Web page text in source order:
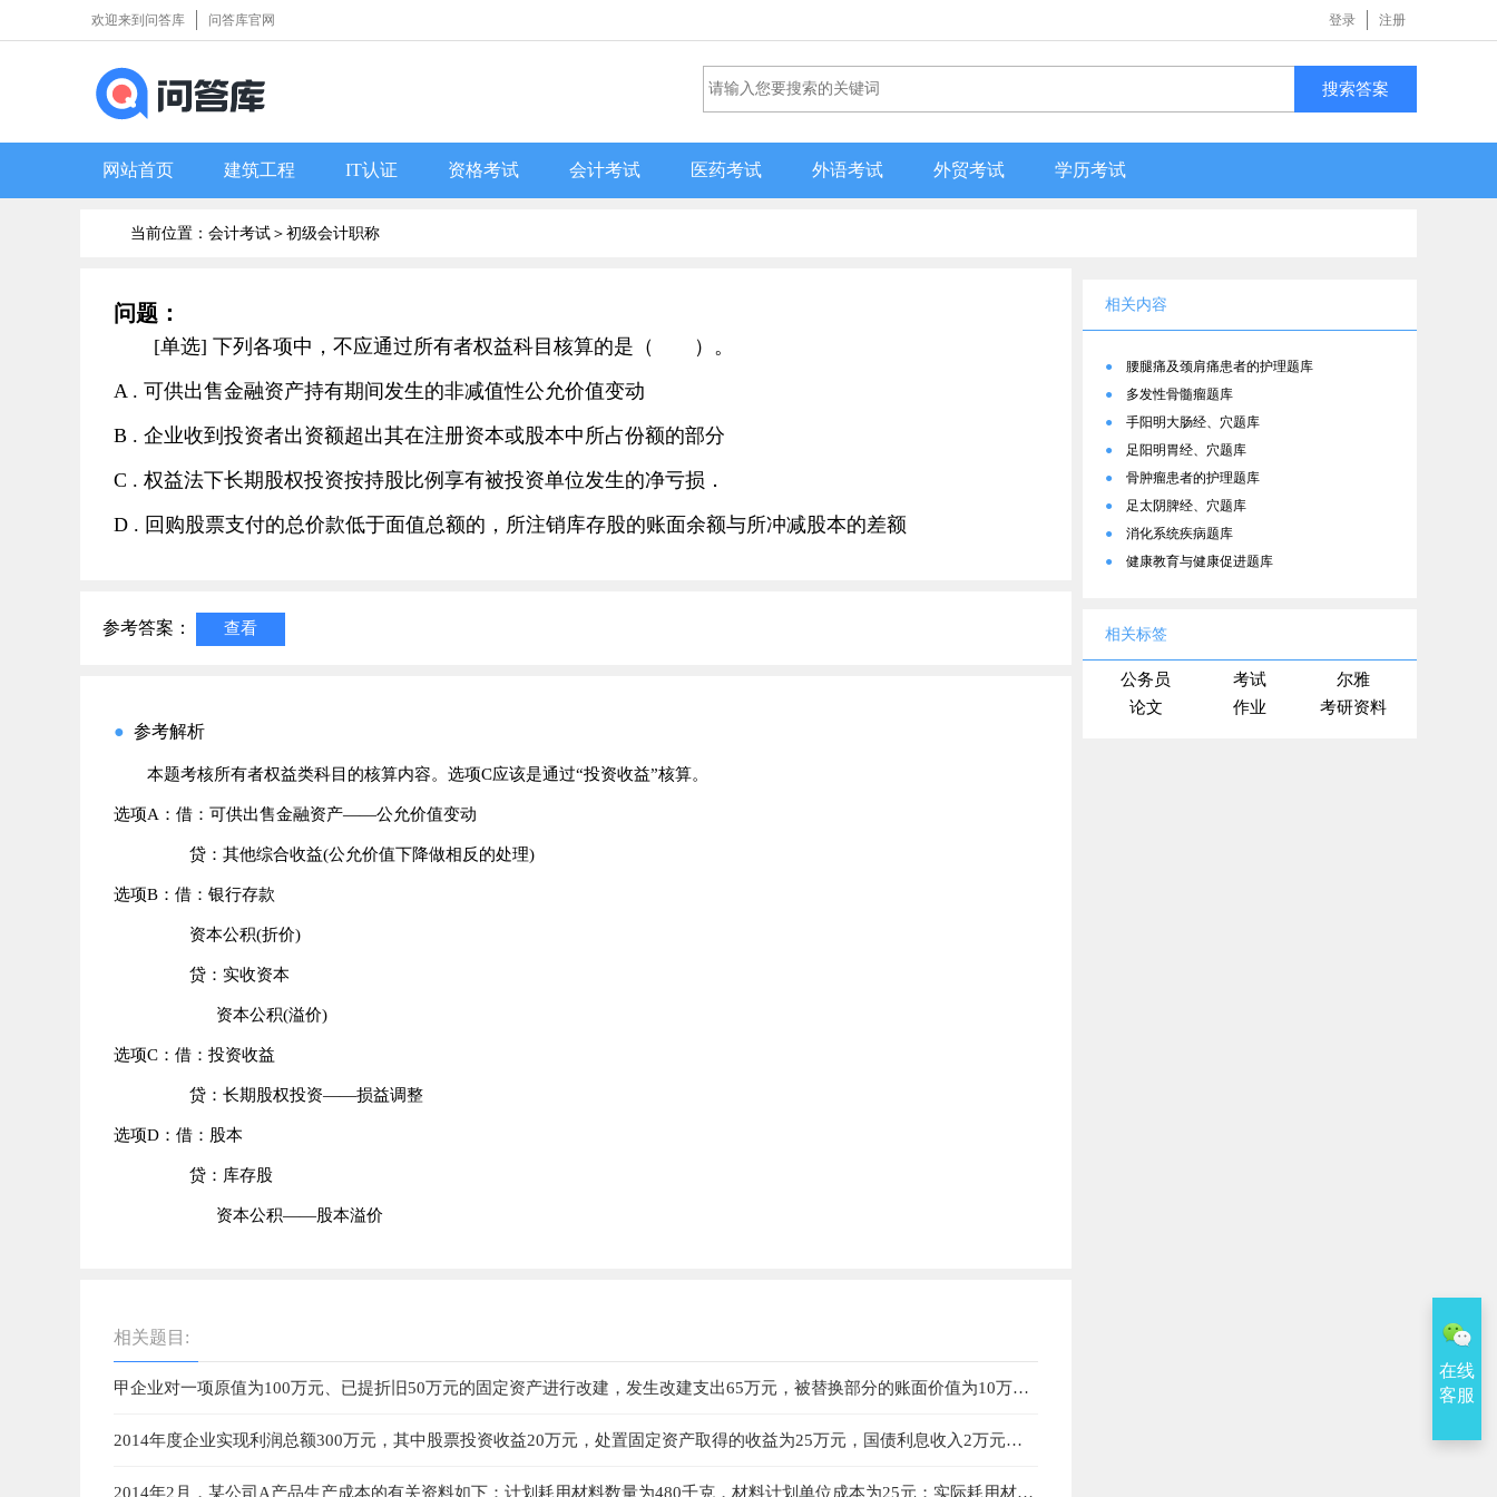
登录 注册
欢迎来到问答库 问答库官网
搜索答案
网站首页 建筑工程 IT认证 资格考试 会计考试 医药考试 外语考试 外贸考试 学历考试
当前位置：会计考试＞ 初级会计职称
问题：
[单选] 下列各项中，不应通过所有者权益科目核算的是（ ）。
A . 可供出售金融资产持有期间发生的非减值性公允价值变动
B . 企业收到投资者出资额超出其在注册资本或股本中所占份额的部分
C . 权益法下长期股权投资按持股比例享有被投资单位发生的净亏损．
D . 回购股票支付的总价款低于面值总额的，所注销库存股的账面余额与所冲减股本的差额
参考答案： 查看
● 参考解析
本题考核所有者权益类科目的核算内容。选项C应该是通过“投资收益”核算。
选项A：借：可供出售金融资产——公允价值变动
贷：其他综合收益(公允价值下降做相反的处理)
选项B：借：银行存款
资本公积(折价)
贷：实收资本
资本公积(溢价)
选项C：借：投资收益
贷：长期股权投资——损益调整
选项D：借：股本
贷：库存股
资本公积——股本溢价
相关题目:
甲企业对一项原值为100万元、已提折旧50万元的固定资产进行改建，发生改建支出65万元，被替换部分的账面价值为10万
元，取得变价收入12万元。则改建后该项固定资产的入账价值是（ ）万元。
2014年度企业实现利润总额300万元，其中股票投资收益20万元，处置固定资产取得的收益为25万元，国债利息收入2万元，
因违约支付罚款5万元，税收滞纳金罚款10万元，企业所得税税率25％。假设不考虑其他因素，2014年该企业应确认所得税费
2014年2月，某公司A产品生产成本的有关资料如下：计划耗用材料数量为480千克，材料计划单位成本为25元；实际耗用材料
在线
客服
相关内容
●
腰腿痛及颈肩痛患者的护理题库
●
多发性骨髓瘤题库
●
手阳明大肠经、穴题库
●
足阳明胃经、穴题库
●
骨肿瘤患者的护理题库
●
足太阴脾经、穴题库
●
消化系统疾病题库
●
健康教育与健康促进题库
相关标签
公务员 考试
尔雅
论文
作业 考研资料